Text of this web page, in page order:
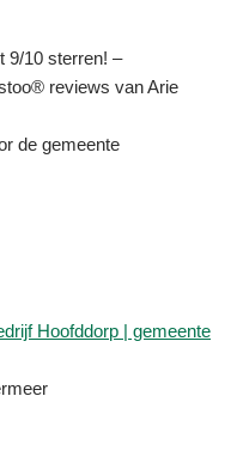
9/10 sterren! –
reviews van Arie
de gemeente
Hoofddorp | gemeente